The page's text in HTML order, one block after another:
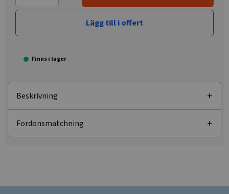
Lägg till i offert
Finns i lager
Beskrivning
Fordonsmatchning